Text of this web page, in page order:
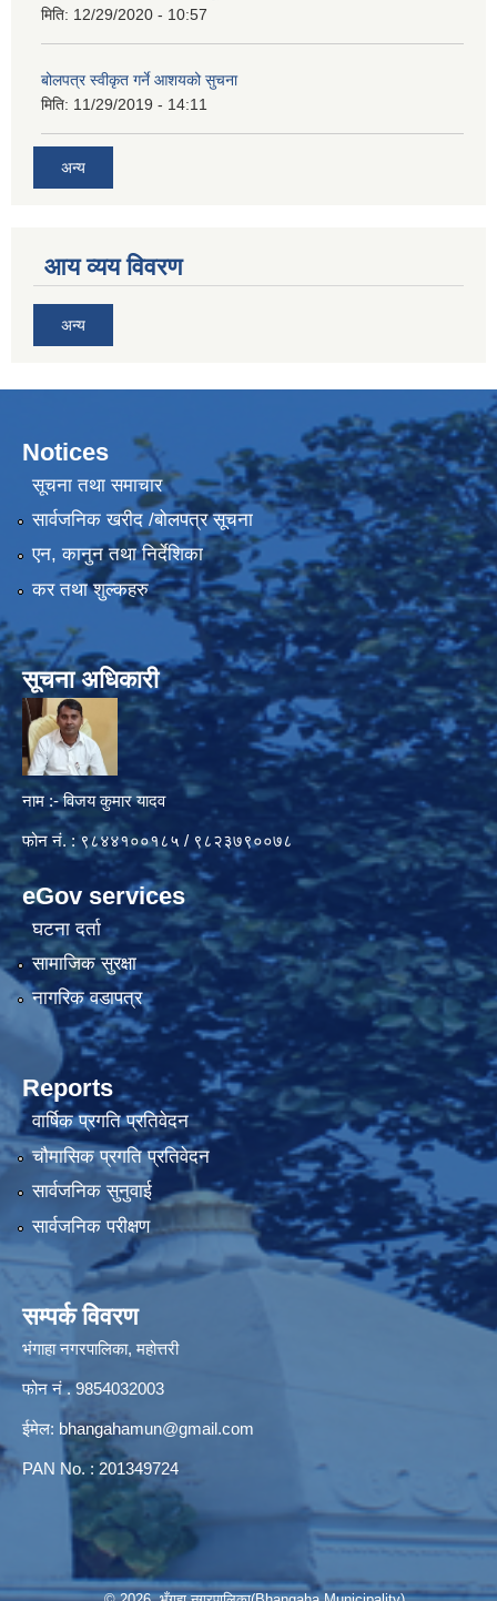
मिति: 12/29/2020 - 10:57
बोलपत्र स्वीकृत गर्ने आशयको सुचना
मिति: 11/29/2019 - 14:11
अन्य
आय व्यय विवरण
अन्य
Notices
सूचना तथा समाचार
सार्वजनिक खरीद /बोलपत्र सूचना
एन, कानुन तथा निर्देशिका
कर तथा शुल्कहरु
सूचना अधिकारी
नाम :- विजय कुमार यादव
फोन नं. : ९८४४१००१८५ / ९८२३७९००७८
eGov services
घटना दर्ता
सामाजिक सुरक्षा
नागरिक वडापत्र
Reports
वार्षिक प्रगति प्रतिवेदन
चौमासिक प्रगति प्रतिवेदन
सार्वजनिक सुनुवाई
सार्वजनिक परीक्षण
सम्पर्क विवरण
भंगाहा नगरपालिका, महोत्तरी
फोन नं . 9854032003
ईमेल: bhangahamun@gmail.com
PAN No. : 201349724